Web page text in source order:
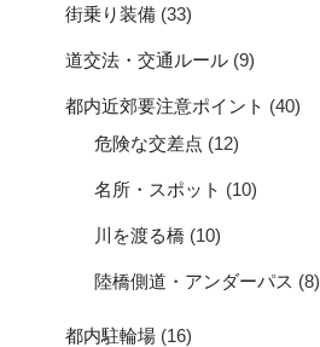
街乗り装備 (33)
道交法・交通ルール (9)
都内近郊要注意ポイント (40)
危険な交差点 (12)
名所・スポット (10)
川を渡る橋 (10)
陸橋側道・アンダーパス (8)
都内駐輪場 (16)